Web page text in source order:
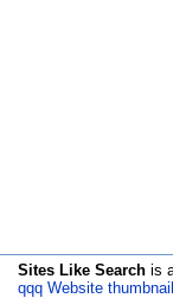
Sites Like Search is
qqq Website